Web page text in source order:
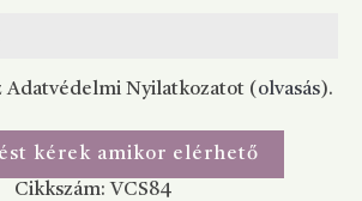
Adatvédelmi Nyilatkozatot ( olvasás).
kérek amikor elérhető
Cikkszám: VCS84